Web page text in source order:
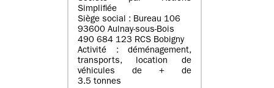
Simplifiée
Siège social : Bureau 106
93600 Aulnay-sous-Bois
490 684 123 RCS Bobigny
Activité : déménagement,
transports, location de
véhicules de + de
3.5 tonnes